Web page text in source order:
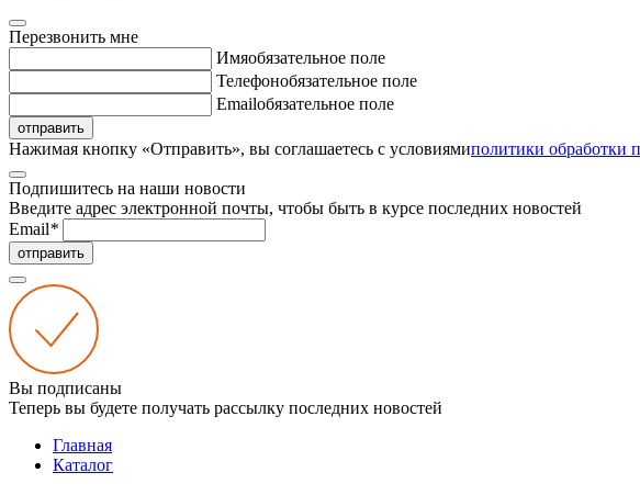
Перезвонить мне
Имяобязательное поле
Телефонобязательное поле
Emailобязательное поле
отправить
Нажимая кнопку «Отправить», вы соглашаетесь с условиямиполитики обработки
Подпишитесь на наши новости
Введите адрес электронной почты, чтобы быть в курсе последних новостей
Email*
отправить
Вы подписаны
Теперь вы будете получать рассылку последних новостей
Главная
Каталог